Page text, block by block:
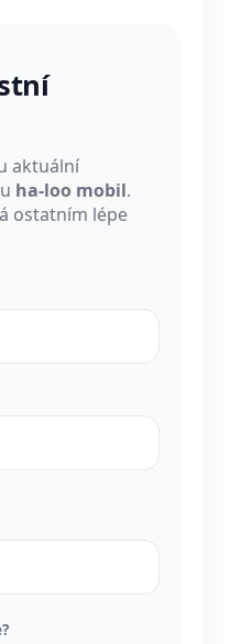
aktuální
ha-loo mobil.
ostatním lépe